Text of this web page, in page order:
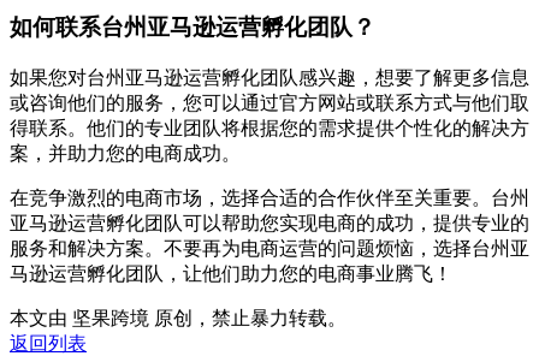
如何联系台州亚马逊运营孵化团队？
如果您对台州亚马逊运营孵化团队感兴趣，想要了解更多信息
或咨询他们的服务，您可以通过官方网站或联系方式与他们取
得联系。他们的专业团队将根据您的需求提供个性化的解决方
案，并助力您的电商成功。
在竞争激烈的电商市场，选择合适的合作伙伴至关重要。台州
亚马逊运营孵化团队可以帮助您实现电商的成功，提供专业的
服务和解决方案。不要再为电商运营的问题烦恼，选择台州亚
马逊运营孵化团队，让他们助力您的电商事业腾飞！
本文由 坚果跨境 原创，禁止暴力转载。
返回列表